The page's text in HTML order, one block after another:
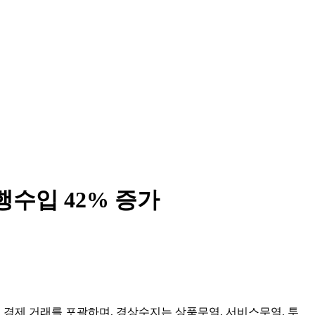
수입 42% 증가
제 거래를 포괄하며, 경상수지는 상품무역, 서비스무역, 투